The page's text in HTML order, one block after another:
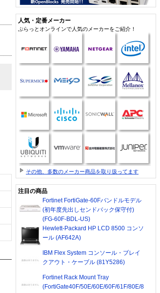
人気・定番メーカー
ぷらっとオンラインで人気のメーカーをご紹介！
その他、多数のメーカー商品を取り扱ってます
注目の商品
Fortinet FortiGate-60Fバンドルモデル
(初年度先出しセンドバック保守付)
(FG-60F-BDL-US)
Hewlett-Packard HP LCD 8500 コンソ
ール (AF642A)
IBM Flex System コンソール・ブレイ
クアウト・ケーブル (81Y5286)
Fortinet Rack Mount Tray
(FortiGate40F/50E/60E/60F/61F/80E/8